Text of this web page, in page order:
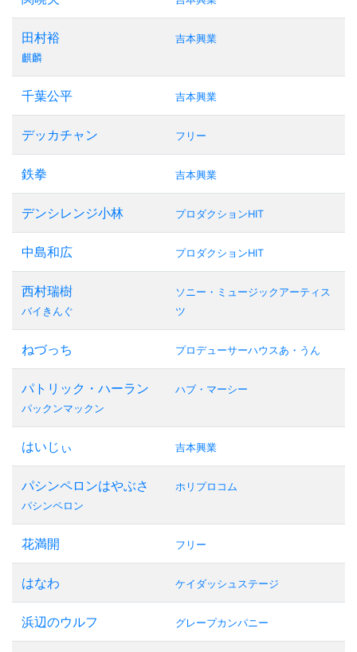
田村裕
麒麟
吉本興業
千葉公平 吉本興業
デッカチャン フリー
鉄拳 吉本興業
デンシレンジ小林 プロダクションHIT
中島和広 プロダクションHIT
西村瑞樹
バイきんぐ
ソニー・ミュージックアーティス
ツ
ねづっち プロデューサーハウスあ・うん
パトリック・ハーラン
パックンマックン
ハブ・マーシー
はいじぃ 吉本興業
パシンペロンはやぶさ
パシンペロン
ホリプロコム
花満開 フリー
はなわ ケイダッシュステージ
浜辺のウルフ グレープカンパニー